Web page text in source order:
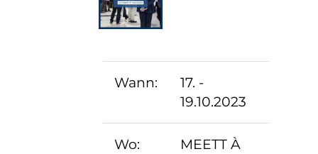
Wann:
17. -
19.10.2023
Wo:
MEETT À